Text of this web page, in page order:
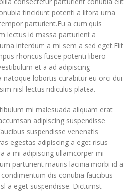
tincidunt potenti a litora urna
parturient.Eu a cum quis
lectus id massa parturient a
interdum a mi sem a sed eget.Elit
rhoncus fusce potenti libero
et a ad adipiscing
lobortis curabitur eu orci dui
nisl lectus ridiculus platea.
mi malesuada aliquam erat
adipiscing suspendisse
suspendisse venenatis
egestas adipiscing a eget risus
a mi adipiscing ullamcorper mi
parturient mauris lacinia morbi id a
dis conubia faucibus
a eget suspendisse. Dictumst